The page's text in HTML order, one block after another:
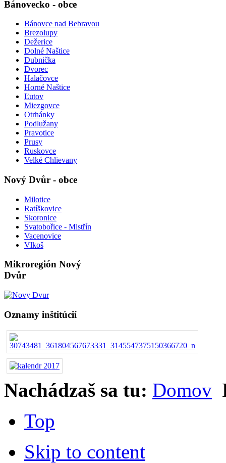
Bánovecko - obce
Bánovce nad Bebravou
Brezolupy
Dežerice
Dolné Naštice
Dubnička
Dvorec
Halačovce
Horné Naštice
Ľutov
Miezgovce
Otrhánky
Podlužany
Pravotice
Prusy
Ruskovce
Velké Chlievany
Nový Dvůr - obce
Milotice
Ratíškovice
Skoronice
Svatobořice - Mistřín
Vacenovice
Vlkoš
Mikroregión Nový
Dvůr
Oznamy inštitúcií
Nachádzaš sa tu: Domov
Top
Skip to content